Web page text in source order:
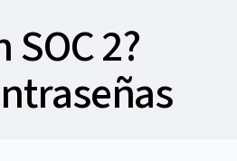
2?